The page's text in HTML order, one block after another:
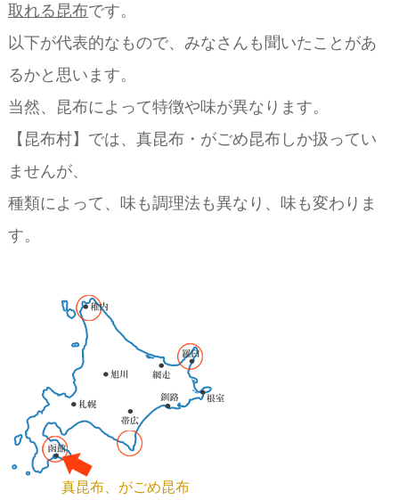
取れる昆布です。
以下が代表的なもので、みなさんも聞いたことがあ
るかと思います。
当然、昆布によって特徴や味が異なります。
【昆布村】では、真昆布・がごめ昆布しか扱ってい
ませんが、
種類によって、味も調理法も異なり、味も変わりま
す。
真昆布、がごめ昆布